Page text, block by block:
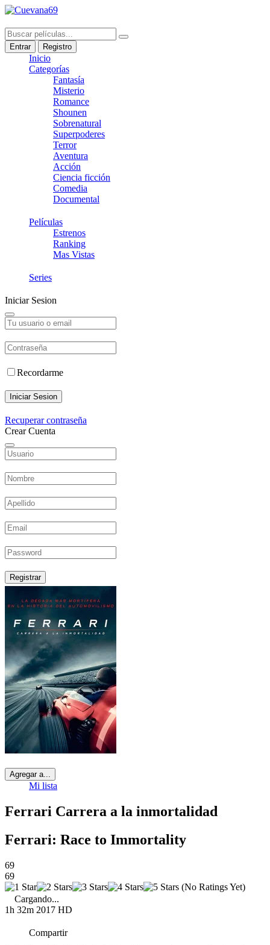
Entrar Registro
Inicio
Categorías
Fantasía
Misterio
Romance
Shounen
Sobrenatural
Superpoderes
Terror
Aventura
Acción
Ciencia ficción
Comedia
Documental
Películas
Estrenos
Ranking
Mas Vistas
Series
Iniciar Sesion
Recordarme
Iniciar Sesion
Recuperar contraseña
Crear Cuenta
Registrar
Agregar a...
Mi lista
Ferrari Carrera a la inmortalidad
Ferrari: Race to Immortality
69
69
(No Ratings Yet)
Cargando...
1h 32m 2017 HD
Compartir